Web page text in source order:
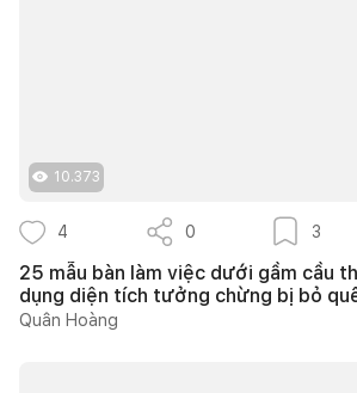
10.373
4 0 3
25 mẫu bàn làm việc dưới gầm cầu
dụng diện tích tưởng chừng bị bỏ
Quân Hoàng